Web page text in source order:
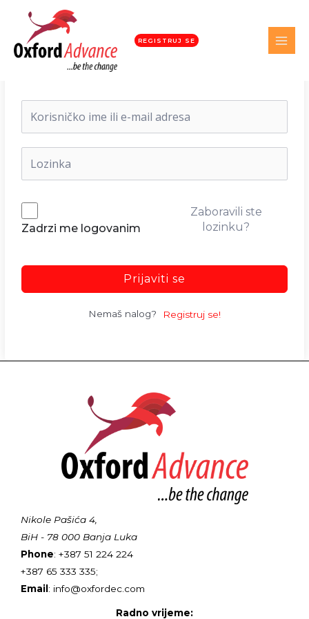
REGISTRUJ SE
Dobrodošli nazad!
Zadrzi me logovanim
Zaboravili ste
lozinku?
Prijaviti se
Nemaš nalog? Registruj se!
Nikole Pašića 4,
BiH - 78 000 Banja Luka
Phone: +387 51 224 224
+387 65 333 335;
Email: info@oxfordec.com
Radno vrijeme: